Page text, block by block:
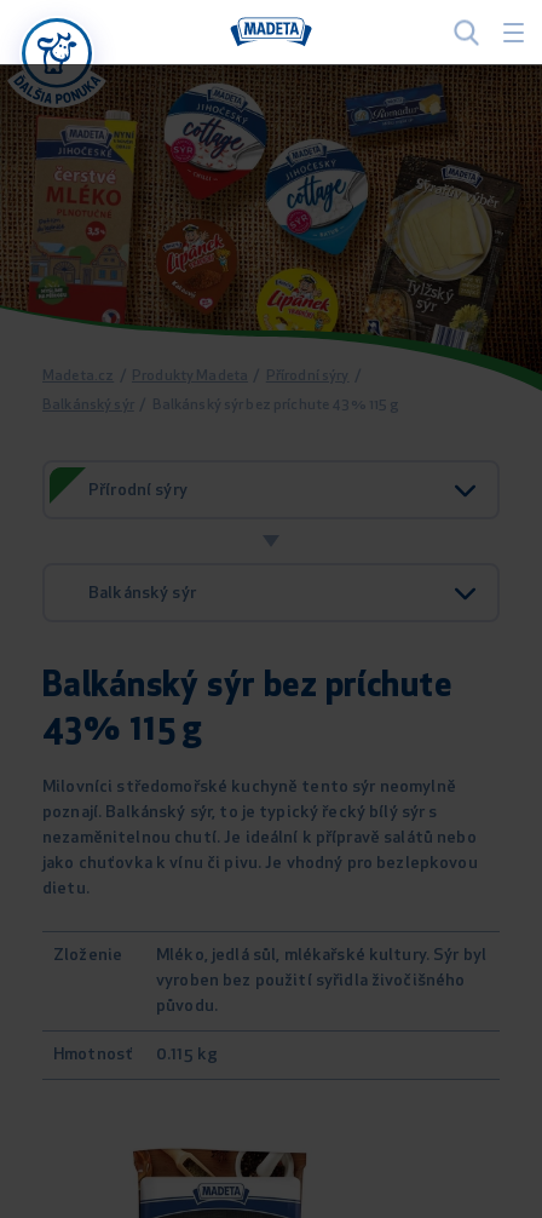
Madeta.cz / Produkty Madeta / Přírodní sýry /
Balkánský sýr/ Balkánský sýr bez príchute 43% 115 g
Přírodní sýry
Balkánský sýr
Balkánský sýr bez príchute
43% 115 g
Milovníci středomořské kuchyně tento sýr neomylně
poznají. Balkánský sýr, to je typický řecký bílý sýr s
nezaměnitelnou chutí. Je ideální k přípravě salátů nebo
jako chuťovka k vínu či pivu. Je vhodný pro bezlepkovou
dietu.
Zloženie
Mléko, jedlá sůl, mlékařské kultury. Sýr byl
vyroben bez použití syřidla živočišného
původu.
Hmotnosť 0.115 kg